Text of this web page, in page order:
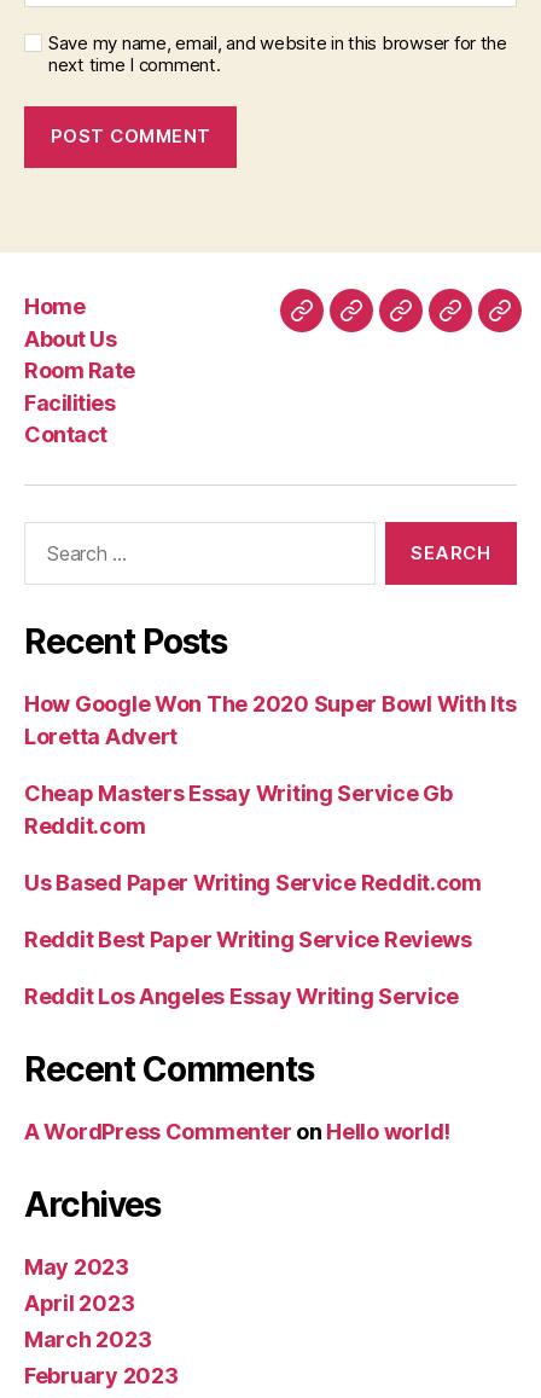
Save my name, email, and website in this browser for the
next time I comment.
Home
About Us
Room Rate
Facilities
Contact
HomeAboutRoomFacilities
Recent Posts
How Google Won The 2020 Super Bowl With Its
Loretta Advert
Cheap Masters Essay Writing Service Gb
Reddit.com
Us Based Paper Writing Service Reddit.com
Reddit Best Paper Writing Service Reviews
Reddit Los Angeles Essay Writing Service
Recent Comments
A WordPress Commenter on Hello world!
Archives
May 2023
April 2023
March 2023
February 2023